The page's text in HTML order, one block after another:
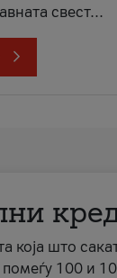
свест...
која што
помеѓу 100 и